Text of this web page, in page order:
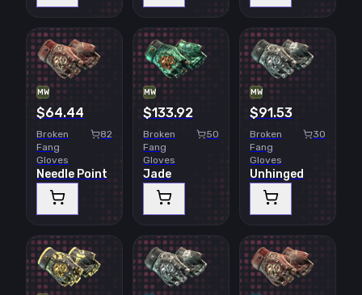
MW
$64.44
Broken
Fang
Gloves
82
Needle Point
MW
$133.92
Broken
Fang
Gloves
50
Jade
MW
$91.53
Broken
Fang
Gloves
30
Unhinged